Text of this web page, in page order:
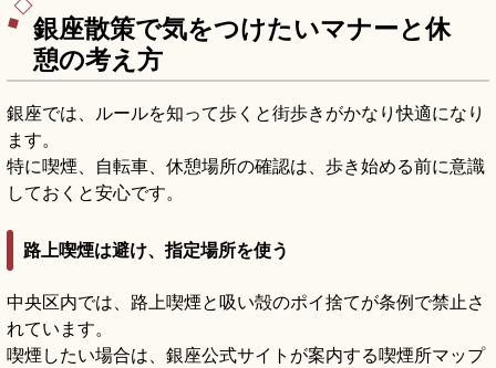
銀座散策で気をつけたいマナーと休
憩の考え方
銀座では、ルールを知って歩くと街歩きがかなり快適になり
ます。
特に喫煙、自転車、休憩場所の確認は、歩き始める前に意識
しておくと安心です。
路上喫煙は避け、指定場所を使う
中央区内では、路上喫煙と吸い殻のポイ捨てが条例で禁止さ
れています。
喫煙したい場合は、銀座公式サイトが案内する喫煙所マップ